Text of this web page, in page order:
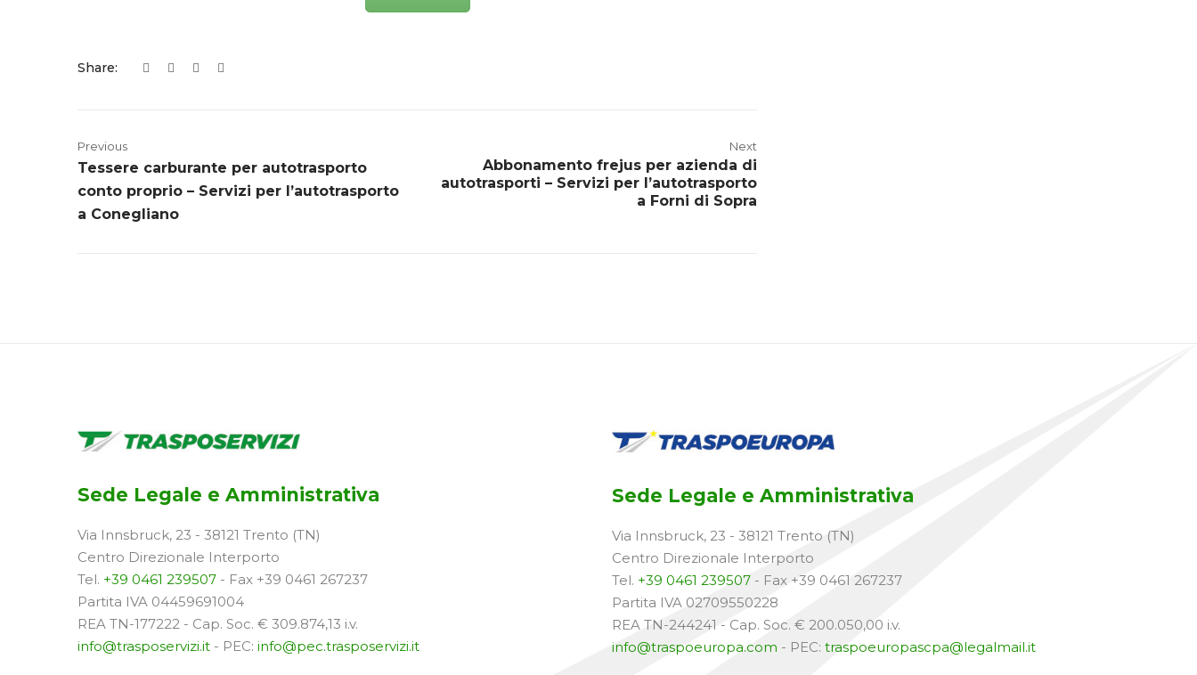
Share:
Previous
Tessere carburante per autotrasporto
conto proprio – Servizi per l’autotrasporto
a Conegliano
Next
Abbonamento frejus per azienda di
autotrasporti – Servizi per l’autotrasporto
a Forni di Sopra
Sede Legale e Amministrativa
Via Innsbruck, 23 - 38121 Trento (TN)
Centro Direzionale Interporto
Tel. +39 0461 239507 - Fax +39 0461 267237
Partita IVA 04459691004
REA TN-177222 - Cap. Soc. € 309.874,13 i.v.
info@trasposervizi.it - PEC: info@pec.trasposervizi.it
Sede Legale e Amministrativa
Via Innsbruck, 23 - 38121 Trento (TN)
Centro Direzionale Interporto
Tel. +39 0461 239507 - Fax +39 0461 267237
Partita IVA 02709550228
REA TN-244241 - Cap. Soc. € 200.050,00 i.v.
info@traspoeuropa.com - PEC: traspoeuropascpa@legalmail.it